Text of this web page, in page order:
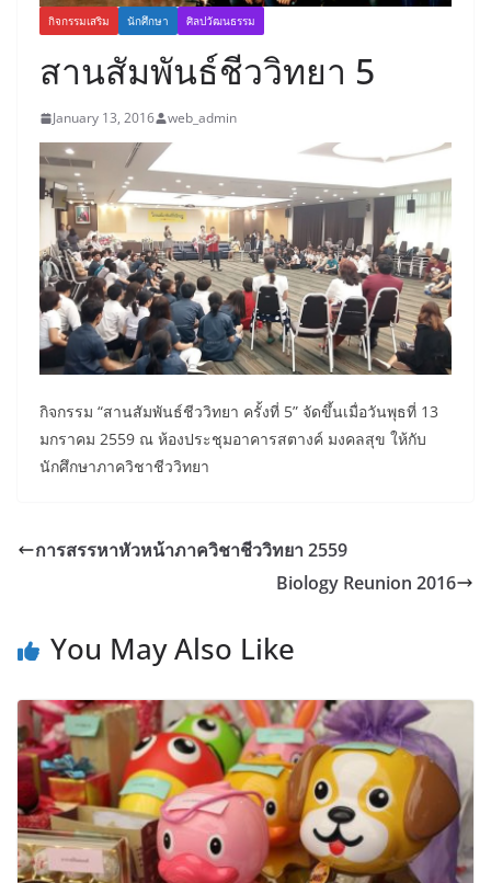
กิจกรรมเสริม นักศึกษา ศิลปวัฒนธรรม
สานสัมพันธ์ชีววิทยา 5
January 13, 2016 web_admin
กิจกรรม “สานสัมพันธ์ชีววิทยา ครั้งที่ 5” จัดขึ้นเมื่อวันพุธที่ 13
มกราคม 2559 ณ ห้องประชุมอาคารสตางค์ มงคลสุข ให้กับ
นักศึกษาภาควิชาชีววิทยา
การสรรหาหัวหน้าภาควิชาชีววิทยา 2559
Biology Reunion 2016
You May Also Like